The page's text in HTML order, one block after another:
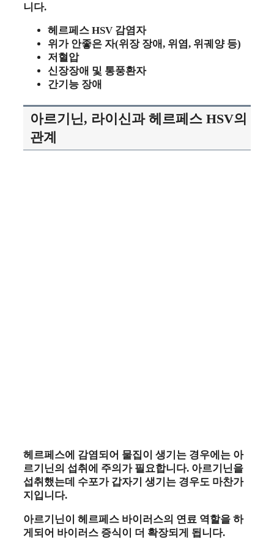
니다.
헤르페스 HSV 감염자
위가 안좋은 자(위장 장애, 위염, 위궤양 등)
저혈압
신장장애 및 통풍환자
간기능 장애
아르기닌, 라이신과 헤르페스 HSV의
관계
헤르페스에 감염되어 물집이 생기는 경우에는 아
르기닌의 섭취에 주의가 필요합니다. 아르기닌을
섭취했는데 수포가 갑자기 생기는 경우도 마찬가
지입니다.
아르기닌이 헤르페스 바이러스의 연료 역할을 하
게되어 바이러스 증식이 더 확장되게 됩니다.